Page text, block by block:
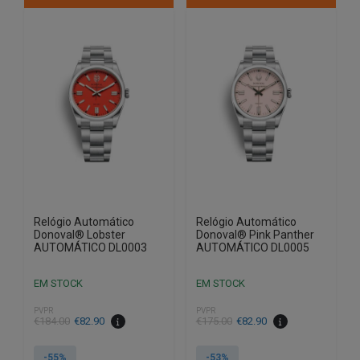
Relógio Automático
Donoval® Lobster
AUTOMÁTICO DL0003
EM STOCK
PVPR
€184.00
O
original
€82.90
O
atual
-55%
Relógio Automático
Donoval® Pink Panther
AUTOMÁTICO DL0005
EM STOCK
PVPR
€175.00
O
original
€82.90
O
atual
-53%